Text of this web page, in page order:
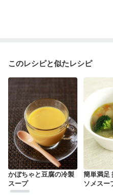
このレシピと似たレシピ
かぼちゃと豆腐の冷製
スープ
簡単満足
ソメスー